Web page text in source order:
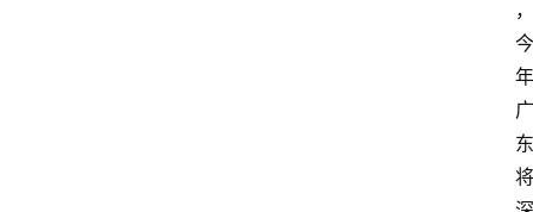
，
今
年
广
东
将